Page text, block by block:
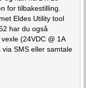
for tilbakestilling.
Eldes Utility tool
har du også
(24VDC @ 1A
SMS eller samtale